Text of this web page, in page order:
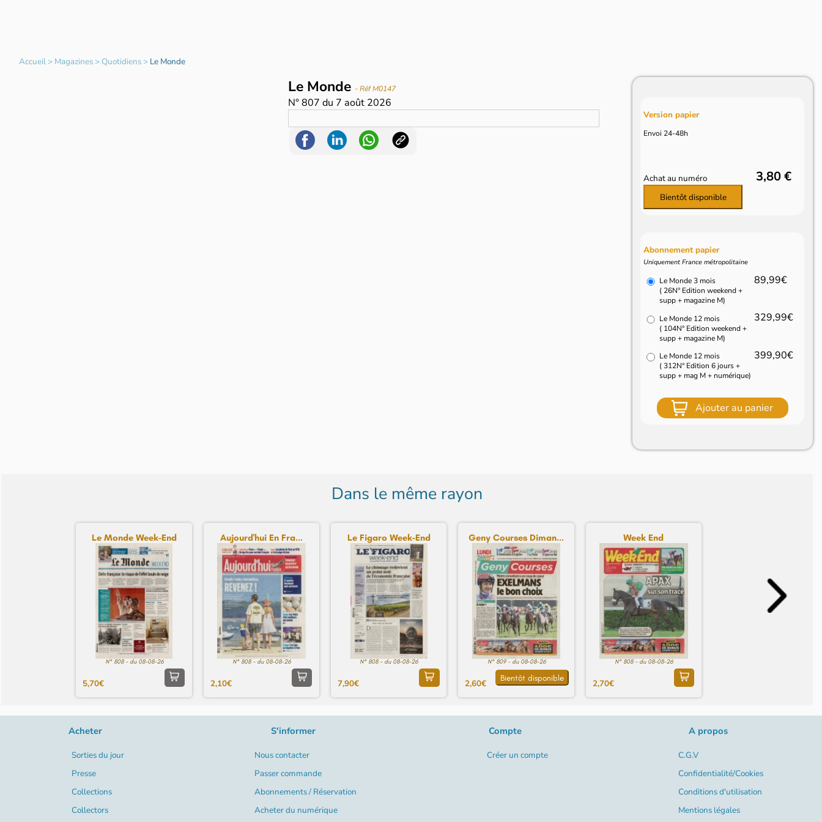
Accueil> Magazines> Quotidiens> Le Monde
Le Monde - Réf M0147
N°807 du 7 août 2026
Version papier
Envoi 24-48h
Achat au numéro 3,80 €
Bientôt disponible
Abonnement papier
Uniquement France métropolitaine
Le Monde 3 mois
( 26N° Edition weekend +
supp + magazine M)
89,99€
Le Monde 12 mois
( 104N° Edition weekend +
supp + magazine M)
329,99€
Le Monde 12 mois
( 312N° Edition 6 jours +
supp + mag M + numérique)
399,90€
Ajouter au panier
Dans le même rayon
Le Monde Week-End
N° 808 - du 08-08-26
5,70€
Aujourd'hui En Fra...
N° 808 - du 08-08-26
2,10€
Le Figaro Week-End
N° 808 - du 08-08-26
7,90€
Geny Courses Diman...
N° 809 - du 08-08-26
2,60€ Bientôt disponible
Week End
N° 808 - du 08-08-26
2,70€
Acheter
Sorties du jour
Presse
Collections
Collectors
S'informer
Nous contacter
Passer commande
Abonnements / Réservation
Acheter du numérique
Compte
Créer un compte
A propos
C.G.V
Confidentialité/Cookies
Conditions d'utilisation
Mentions légales